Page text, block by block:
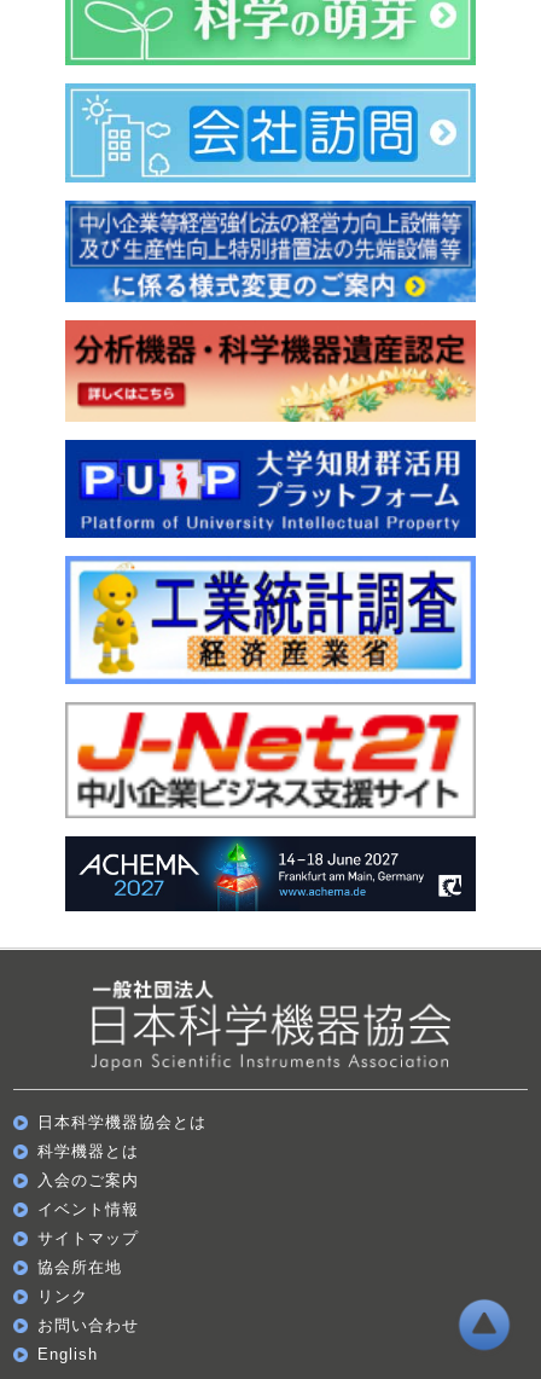
日本科学機器協会とは
科学機器とは
入会のご案内
イベント情報
サイトマップ
協会所在地
リンク
お問い合わせ
English